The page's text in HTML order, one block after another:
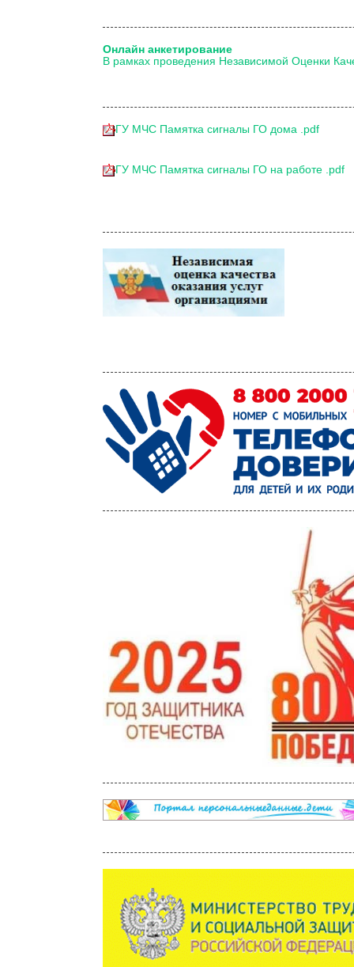
Онлайн анкетирование
В рамках проведения Независимой Оценки
ГУ МЧС Памятка сигналы ГО дома .pdf
ГУ МЧС Памятка сигналы ГО на работе .pdf